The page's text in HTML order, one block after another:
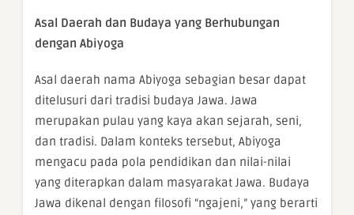
Asal Daerah dan Budaya yang Berhubungan
dengan Abiyoga
Asal daerah nama Abiyoga sebagian besar dapat
ditelusuri dari tradisi budaya Jawa. Jawa
merupakan pulau yang kaya akan sejarah, seni,
dan tradisi. Dalam konteks tersebut, Abiyoga
mengacu pada pola pendidikan dan nilai-nilai
yang diterapkan dalam masyarakat Jawa. Budaya
Jawa dikenal dengan filosofi “ngajeni,” yang berarti